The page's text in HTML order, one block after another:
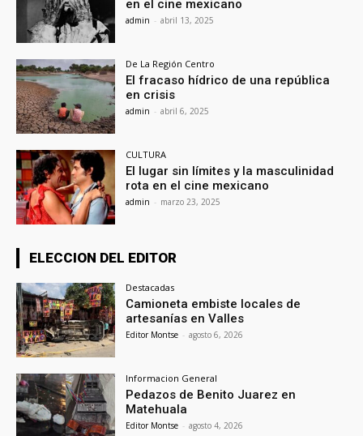
en el cine mexicano
admin - abril 13, 2025
De La Región Centro
El fracaso hídrico de una república
en crisis
admin - abril 6, 2025
CULTURA
El lugar sin límites y la masculinidad
rota en el cine mexicano
admin - marzo 23, 2025
ELECCION DEL EDITOR
Destacadas
Camioneta embiste locales de
artesanías en Valles
Editor Montse - agosto 6, 2026
Informacion General
Pedazos de Benito Juarez en
Matehuala
Editor Montse - agosto 4, 2026